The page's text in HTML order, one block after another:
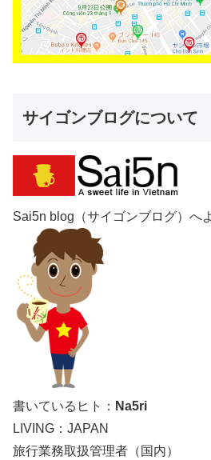
サイゴンブログについて
Sai5n blog（サイゴンブログ）へ
書いているヒト： Na5ri
LIVING：JAPAN
旅行業務取扱管理者（国内）